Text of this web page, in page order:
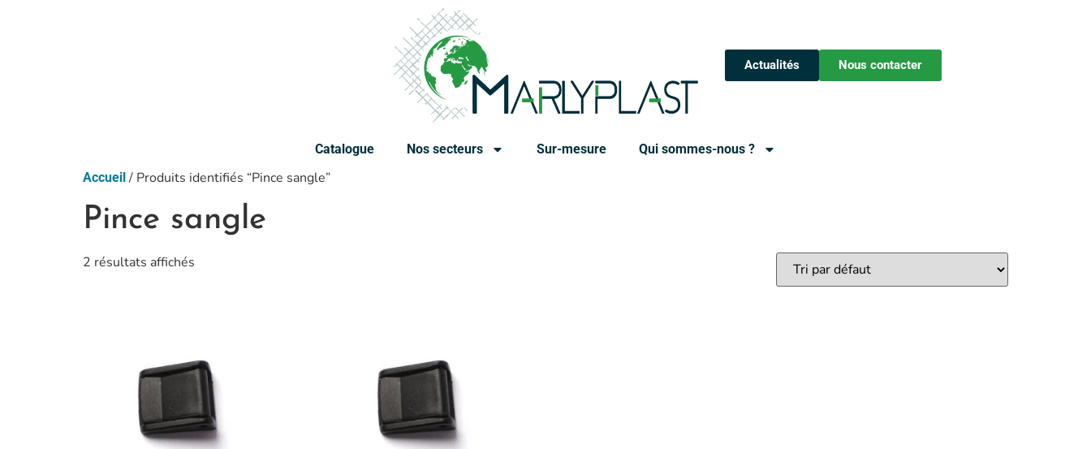
Actualités Nous contacter
Catalogue Nos secteurs Sur-mesure
Qui sommes-nous ?
Accueil / Produits identifiés “Pince sangle”
Pince sangle
2 résultats affichés